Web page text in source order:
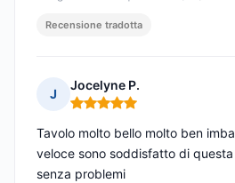
Recensione tradotta
J
Jocelyne P.
Nota: 5 su 5
Tavolo molto bello molto ben
veloce sono soddisfatto di
senza problemi